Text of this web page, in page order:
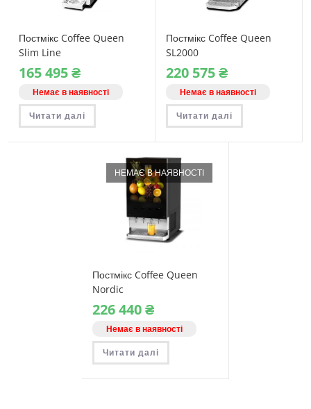
Постмікс Coffee Queen
Slim Line
165‎ 495₴
Немає в наявності
Читати далі
Постмікс Coffee Queen
SL2000
220‎ 575₴
Немає в наявності
Читати далі
НЕМАЄ В НАЯВНОСТІ
Постмікс Coffee Queen
Nordic
226‎ 440₴
Немає в наявності
Читати далі